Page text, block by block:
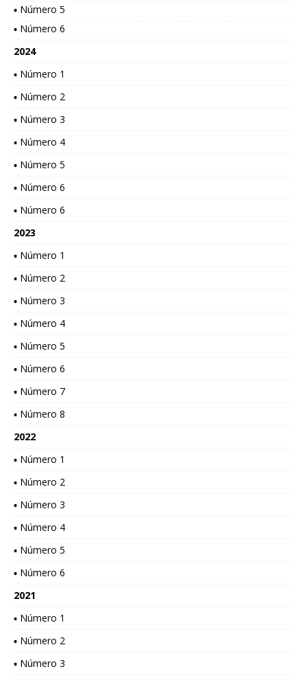
▪ Número 5
▪ Número 6
2024
▪ Número 1
▪ Número 2
▪ Número 3
▪ Número 4
▪ Número 5
▪ Número 6
▪ Número 6
2023
▪ Número 1
▪ Número 2
▪ Número 3
▪ Número 4
▪ Número 5
▪ Número 6
▪ Número 7
▪ Número 8
2022
▪ Número 1
▪ Número 2
▪ Número 3
▪ Número 4
▪ Número 5
▪ Número 6
2021
▪ Número 1
▪ Número 2
▪ Número 3